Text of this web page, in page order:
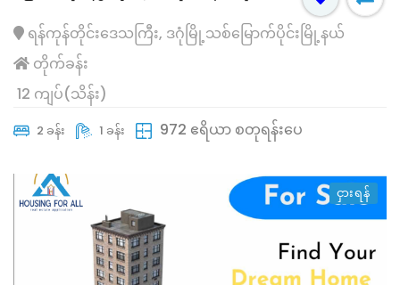
ရန်ကုန်တိုင်းဒေသကြီး, ဒဂုံမြို့သစ်မြောက်ပိုင်းမြို့နယ်
တိုက်ခန်း
12 ကျပ်(သိန်း)
2 ခန်း 1 ခန်း 972 ဧရိယာ စတုရန်းပေ
ငှားရန်